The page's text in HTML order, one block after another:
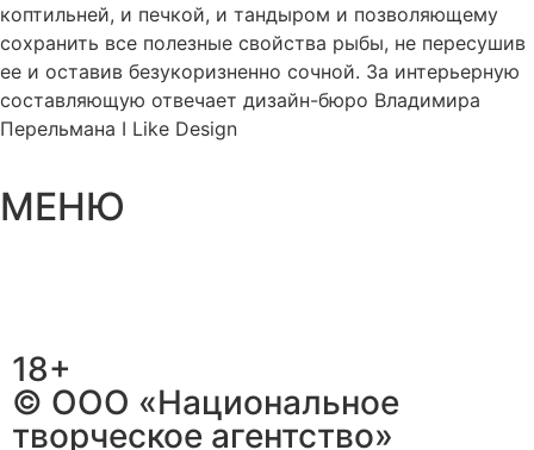
коптильней, и печкой, и тандыром и позволяющему
сохранить все полезные свойства рыбы, не пересушив
ее и оставив безукоризненно сочной. За интерьерную
составляющую отвечает дизайн-бюро Владимира
Перельмана I Like Design
МЕНЮ
18+
© ООО «Национальное
творческое агентство»